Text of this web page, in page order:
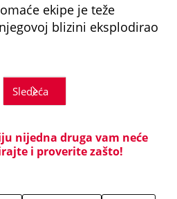
ekipe je teže
blizini eksplodirao
Sledeća
nijedna druga vam neće
i proverite zašto!